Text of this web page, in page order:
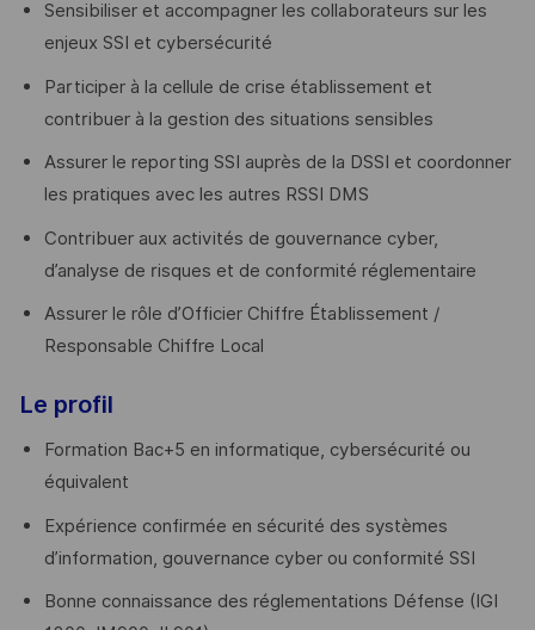
Sensibiliser et accompagner les collaborateurs sur les
enjeux SSI et cybersécurité
Participer à la cellule de crise établissement et
contribuer à la gestion des situations sensibles
Assurer le reporting SSI auprès de la DSSI et coordonner
les pratiques avec les autres RSSI DMS
Contribuer aux activités de gouvernance cyber,
d’analyse de risques et de conformité réglementaire
Assurer le rôle d’Officier Chiffre Établissement /
Responsable Chiffre Local
Le profil
Formation Bac+5 en informatique, cybersécurité ou
équivalent
Expérience confirmée en sécurité des systèmes
d’information, gouvernance cyber ou conformité SSI
Bonne connaissance des réglementations Défense (IGI